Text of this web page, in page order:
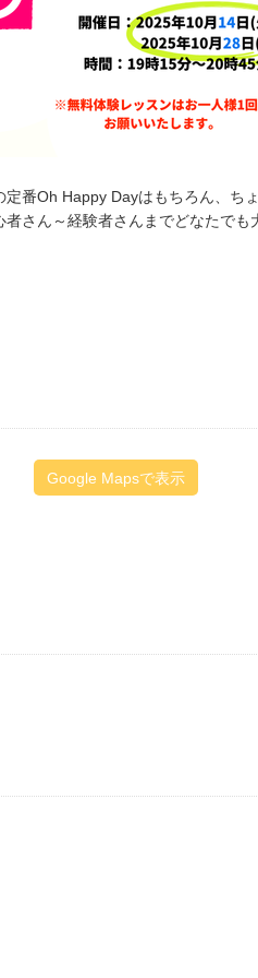
番Oh Happy Dayはもちろん、ち
さん～経験者さんまでどなたでも
Google Mapsで表示